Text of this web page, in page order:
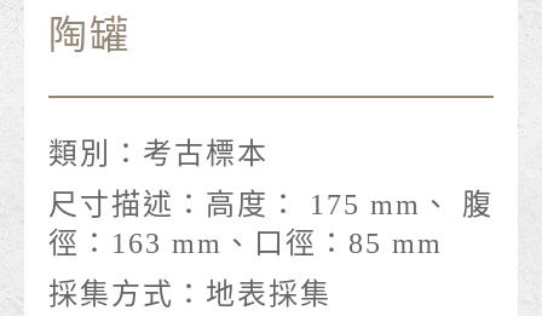
陶罐
類別： 考古標本
尺寸描述： 高度： 175 mm、 腹
徑：163 mm、口徑：85 mm
採集方式： 地表採集